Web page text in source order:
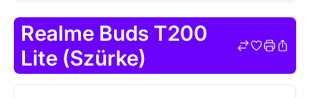
Realme Buds T200
Lite (Szürke)